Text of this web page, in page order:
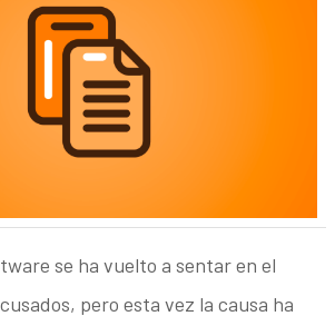
se ha vuelto a sentar en el
pero esta vez la causa ha